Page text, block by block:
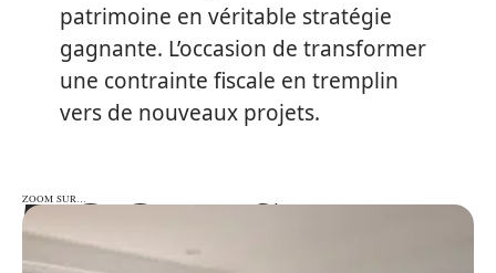
patrimoine en véritable stratégie
gagnante. L’occasion de transformer
une contrainte fiscale en tremplin
vers de nouveaux projets.
ZOOM SUR…
ZOOM SUR…